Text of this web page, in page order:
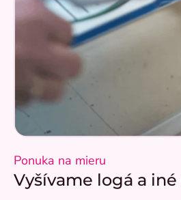
Ponuka na mieru
Vyšívame logá a